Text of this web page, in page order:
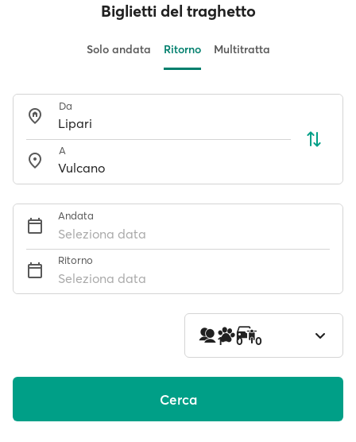
Biglietti del traghetto
Solo andata Ritorno Multitratta
Da
A
Andata
Seleziona data
Ritorno
Seleziona data
1 0 0
Cerca